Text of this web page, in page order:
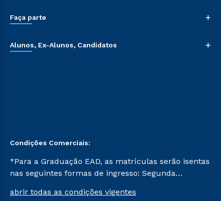
Faça parte +
Alunos, Ex-Alunos, Candidatos +
Condições Comerciais:
*Para a Graduação EAD, as matrículas serão isentas
nas seguintes formas de ingresso: Segunda
Já para as demais, a taxa de matrícula será de R$
abrir todas as condições vigentes